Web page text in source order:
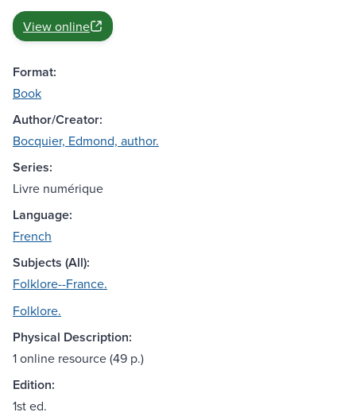
View online
Format:
Book
Author/Creator:
Bocquier, Edmond, author.
Series:
Livre numérique
Language:
French
Subjects (All):
Folklore--France.
Folklore.
Physical Description:
1 online resource (49 p.)
Edition:
1st ed.